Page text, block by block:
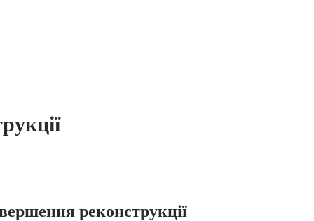
реконструкції